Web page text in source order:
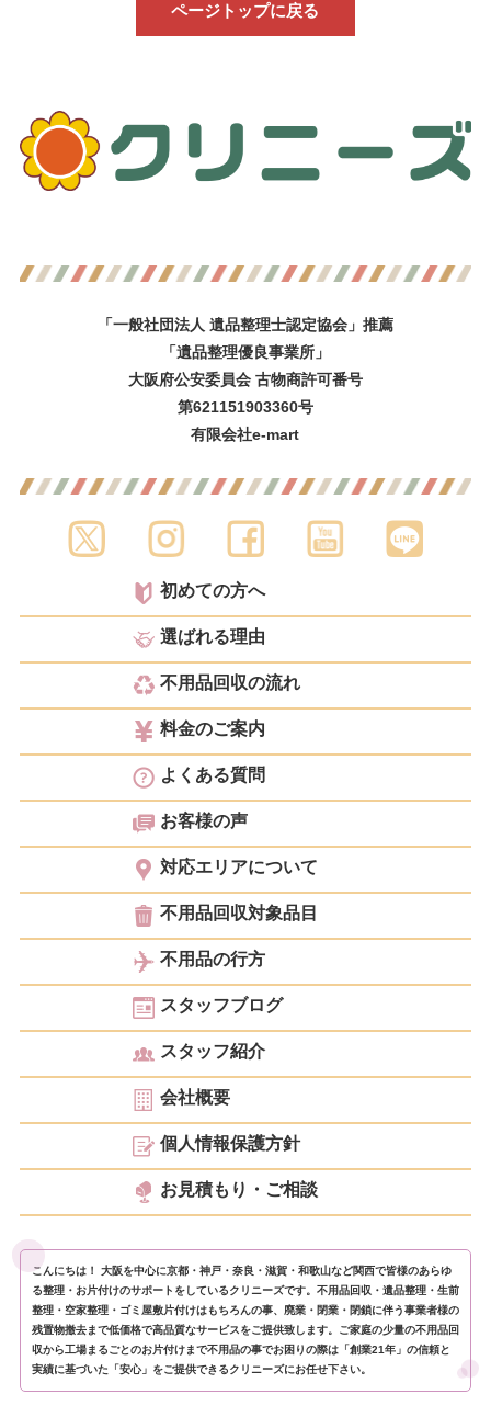
ページトップに戻る
「一般社団法人 遺品整理士認定協会」推薦
「遺品整理優良事業所」
大阪府公安委員会 古物商許可番号
第621151903360号
有限会社e-mart
初めての方へ
選ばれる理由
不用品回収の流れ
料金のご案内
よくある質問
お客様の声
対応エリアについて
不用品回収対象品目
不用品の行方
スタッフブログ
スタッフ紹介
会社概要
個人情報保護方針
お見積もり・ご相談
こんにちは！ 大阪を中心に京都・神戸・奈良・滋賀・和歌山など関西で皆様のあらゆ
る整理・お片付けのサポートをしているクリニーズです。不用品回収・遺品整理・生前
整理・空家整理・ゴミ屋敷片付けはもちろんの事、廃業・閉業・閉鎖に伴う事業者様の
残置物撤去まで低価格で高品質なサービスをご提供致します。ご家庭の少量の不用品回
収から工場まるごとのお片付けまで不用品の事でお困りの際は「創業21年」の信頼と
実績に基づいた「安心」をご提供できるクリニーズにお任せ下さい。